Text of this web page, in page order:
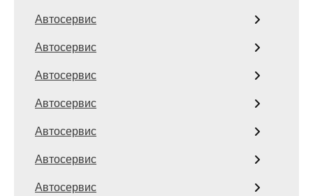
Автосервис
Автосервис
Автосервис
Автосервис
Автосервис
Автосервис
Автосервис